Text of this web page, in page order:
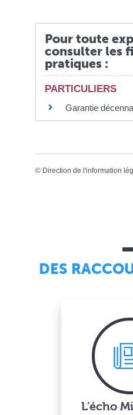
Pour toute
consulter les
pratiques :
PARTICULIERS
Garantie
© Direction de l'information
DES
L’écho